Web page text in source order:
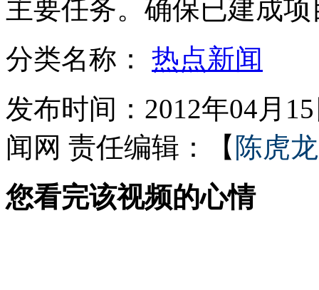
外交部：有关国家言论片面不公正
安徽一实载49人客车翻车
主要任务。确保已建成
分类名称： 热点新闻
发布时间：2012年04月
闻网 责任编辑：【 陈虎龙
您看完该视频的心情